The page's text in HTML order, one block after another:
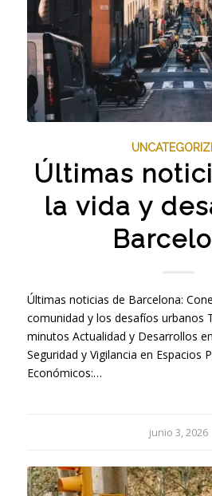
Últimas
la vida y
Últimas noticias de Barcelona:
comunidad y los desafíos urbanos
minutos Actualidad y Desarrollos
Seguridad y Vigilancia en Espacios
Económicos:…
junio 3, 2026